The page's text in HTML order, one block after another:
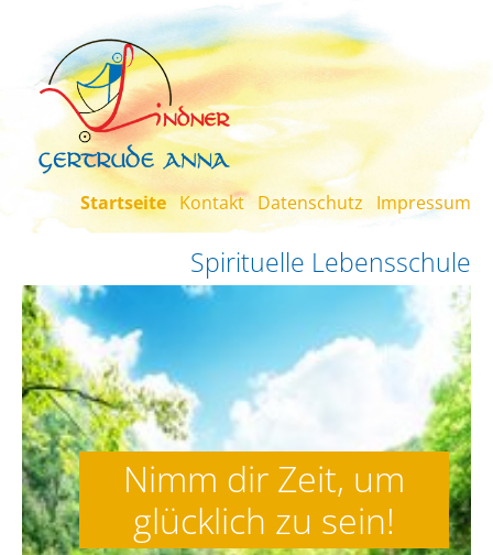
Skip to main content
Startseite Kontakt Datenschutz Impressum
Spirituelle Lebensschule
Nimm dir Zeit, um
glücklich zu sein!